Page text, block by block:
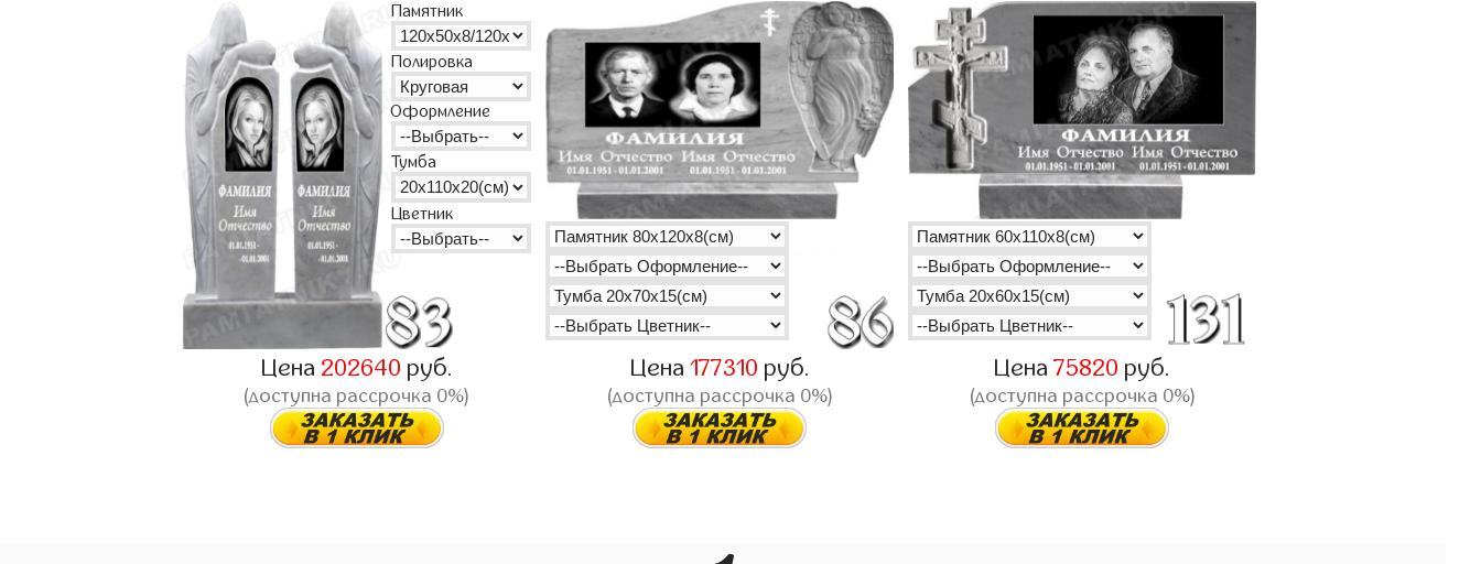
Памятник
Полировка
Оформление
Тумба
Цветник
Цена 202640 руб.
(доступна рассрочка 0%)
Цена 177310 руб.
(доступна рассрочка 0%)
Цена75820 руб.
(доступна рассрочка 0%)